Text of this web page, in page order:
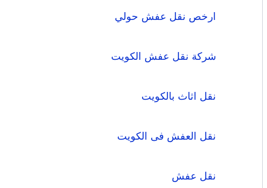
ارخص نقل عفش حولي
شركة نقل عفش الكويت
نقل اثاث بالكويت
نقل العفش فى الكويت
نقل عفش